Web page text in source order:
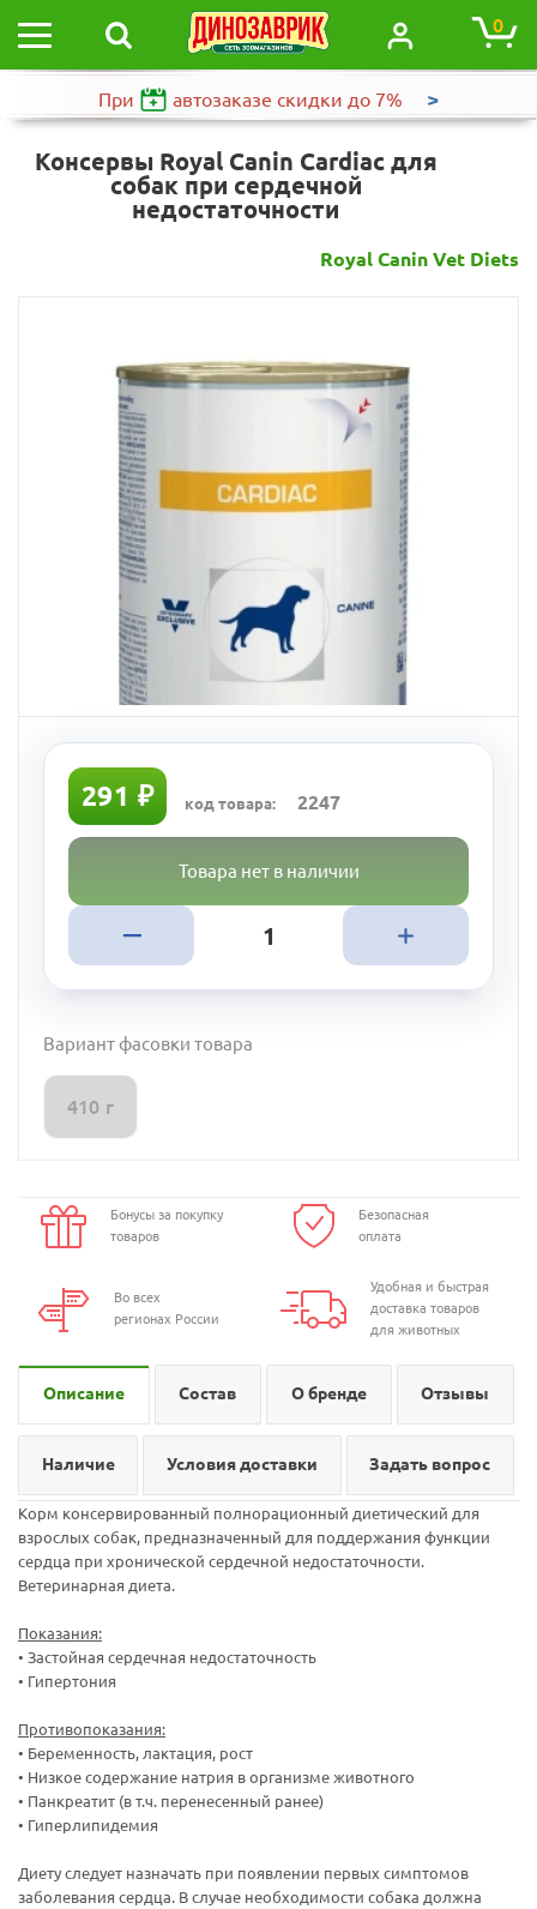
0
При автозаказе скидки до 7% >
Консервы Royal Canin Cardiac для
собак при сердечной
недостаточности
Royal Canin Vet Diets
291 ₽ код товара: 2247
Товара нет в наличии
Вариант фасовки товара
410 г
Бонусы за покупку
товаров
Безопасная
оплата
Во всех
регионах России
Удобная и быстрая
доставка товаров
для животных
Описание Состав О бренде Отзывы
Наличие Условия доставки Задать вопрос
Корм консервированный полнорационный диетический для
взрослых собак, предназначенный для поддержания функции
сердца при хронической сердечной недостаточности.
Ветеринарная диета.
Показания:
• Застойная сердечная недостаточность
• Гипертония
Противопоказания:
• Беременность, лактация, рост
• Низкое содержание натрия в организме животного
• Панкреатит (в т.ч. перенесенный ранее)
• Гиперлипидемия
Диету следует назначать при появлении первых симптомов
заболевания сердца. В случае необходимости собака должна